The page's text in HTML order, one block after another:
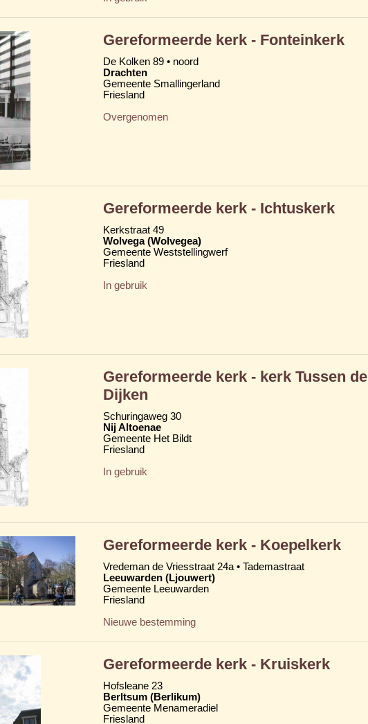
Gereformeerde kerk - Fonteinkerk
De Kolken 89 • noord
Drachten
Gemeente Smallingerland
Friesland
Overgenomen
Gereformeerde kerk - Ichtuskerk
Kerkstraat 49
Wolvega (Wolvegea)
Gemeente Weststellingwerf
Friesland
In gebruik
Gereformeerde kerk - kerk Tussen de
Dijken
Schuringaweg 30
Nij Altoenae
Gemeente Het Bildt
Friesland
In gebruik
Gereformeerde kerk - Koepelkerk
Vredeman de Vriesstraat 24a • Tademastraat
Leeuwarden (Ljouwert)
Gemeente Leeuwarden
Friesland
Nieuwe bestemming
Gereformeerde kerk - Kruiskerk
Hofsleane 23
Berltsum (Berlikum)
Gemeente Menameradiel
Friesland